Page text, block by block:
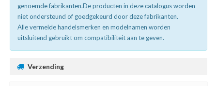
genoemde fabrikanten.De producten in deze catalogus worden
niet ondersteund of goedgekeurd door deze fabrikanten.
Alle vermelde handelsmerken en modelnamen worden
uitsluitend gebruikt om compatibiliteit aan te geven.
Verzending